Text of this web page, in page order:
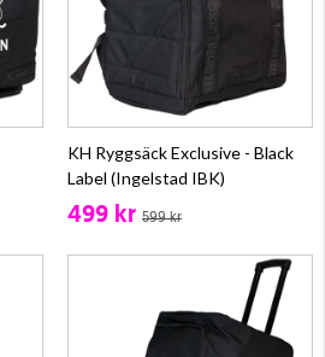
KH Ryggsäck Exclusive - Black
Label (Ingelstad IBK)
499 kr 599 kr